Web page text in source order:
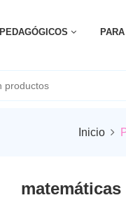
PEDAGÓGICOS
Inicio
matemáticas